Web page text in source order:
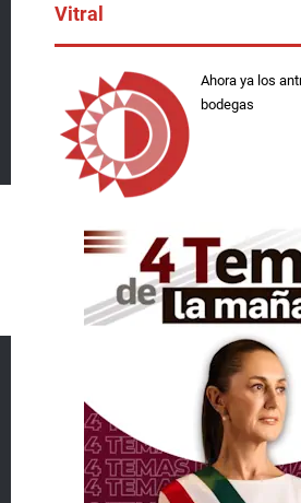
Vitral
Ahora ya los
bodegas